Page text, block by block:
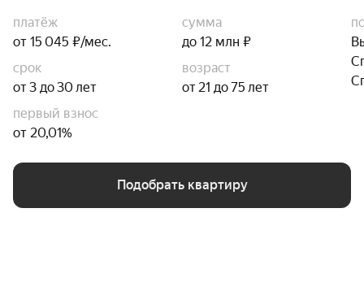
платёж
от 15 045 ₽/мес.
сумма
до 12 млн ₽
срок
от 3 до 30 лет
возраст
от 21 до 75 лет
первый взнос
от 20,01%
Подобрать квартиру